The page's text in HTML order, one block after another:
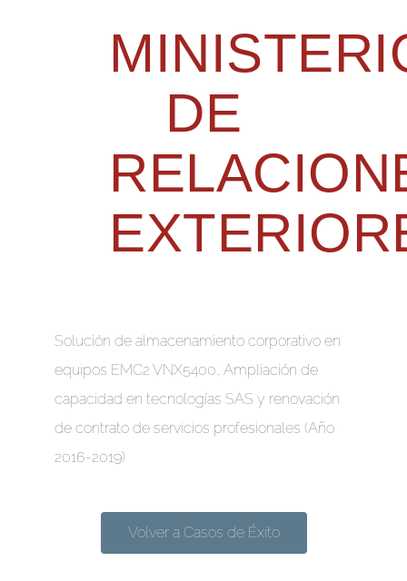
DE
Solución de almacenamiento corporativo en
equipos EMC2 VNX5400, Ampliación de
capacidad en tecnologías SAS y renovación
de contrato de servicios profesionales (Año
2016-2019)
Volver a Casos de Éxito